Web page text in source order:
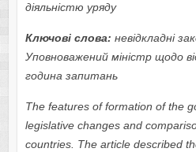
діяльністю уряду
Ключові слова: невідкладні
Уповноважений міністр щодо
година запитань
The features of formation of the
legislative changes and
countries. The article described